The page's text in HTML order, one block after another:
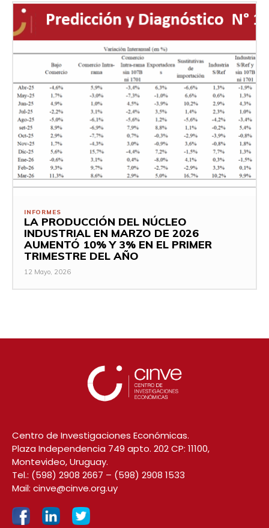
INFORMES
LA PRODUCCIÓN DEL NÚCLEO
INDUSTRIAL EN MARZO DE 2026
AUMENTÓ 10% Y 3% EN EL PRIMER
TRIMESTRE DEL AÑO
12 Mayo, 2026
Centro de Investigaciones Económicas.
Plaza Independencia 749 apto. 202 CP: 11100,
Montevideo, Uruguay.
Tel.: (598) 2908 2667 – (598) 2908 1533
Mail: cinve@cinve.org.uy